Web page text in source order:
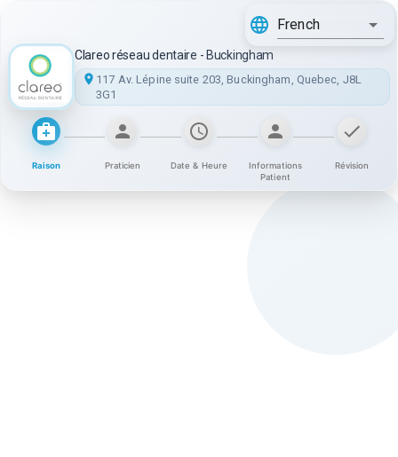
French
Clareo réseau dentaire - Buckingham
117 Av. Lépine suite 203, Buckingham, Quebec, J8L
3G1
Raison Praticien Date & Heure
Informations
Patient
Révision